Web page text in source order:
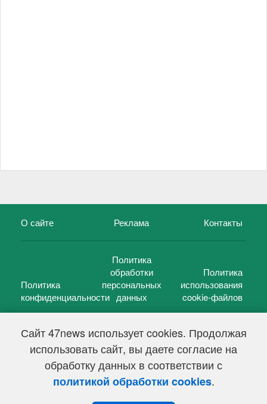
Сайт 47news использует cookies. Продолжая
использовать сайт, вы даете согласие на
обработку данных в соответствии с
политикой обработки cookies.
О сайте Реклама Контакты
Политика
конфиденциальности
Политика
обработки
персональных
данных
Политика
использования
cookie-файлов
47 новостей (47 news)2005 — 2026 г.
Свидетельство о регистрации СМИ Эл № ФС 77-39848, выдано
Федеральной службой по надзору в сфере связи,
информационных технологий и массовых коммуникаций